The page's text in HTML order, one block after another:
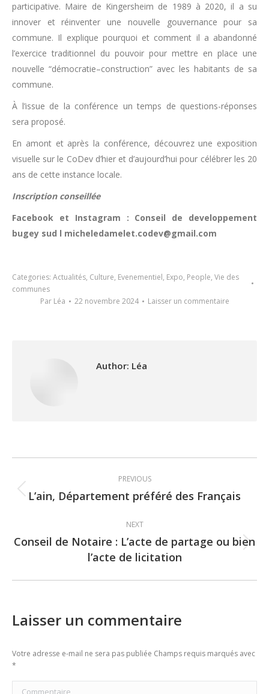
participative. Maire de Kingersheim de 1989 à 2020, il a su
innover et réinventer une nouvelle gouvernance pour sa
commune. Il explique pourquoi et comment il a abandonné
l’exercice traditionnel du pouvoir pour mettre en place une
nouvelle “démocratie–construction” avec les habitants de sa
commune.
À l’issue de la conférence un temps de questions-réponses
sera proposé.
En amont et après la conférence, découvrez une exposition
visuelle sur le CoDev d’hier et d’aujourd’hui pour célébrer les 20
ans de cette instance locale.
Inscription conseillée
Facebook et Instagram : Conseil de developpement
bugey sud l micheledamelet.codev@gmail.com
Categories: Actualités, Culture, Evenementiel, Expo, People, Vie des
communes
Par Léa 22 novembre 2024 Laisser un commentaire
Author: Léa
navigation
PREVIOUS
Previous
L’ain, Département préféré des Français
NEXT
Next
post:
Conseil de Notaire : L’acte de partage ou bien
l’acte de licitation
Laisser un commentaire
Votre adresse e-mail ne sera pas publiée Champs requis marqués avec
*
Commentaire